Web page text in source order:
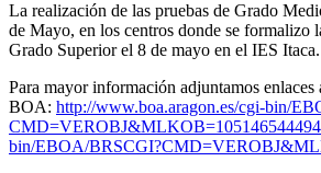
La realización de las pruebas de Grado
de Mayo, en los centros donde se formalizo
Grado Superior el 8 de mayo en el IES Itaca.
Para mayor información adjuntamos enlaces
BOA: http://www.boa.aragon.es/cgi-bin/
bin/EBOA/